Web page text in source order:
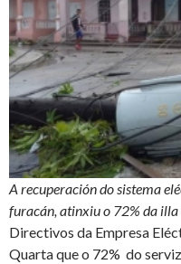
A recuperación do sistema
furacán, atinxiu o 72% da illa
Directivos da Empresa
Quarta que o 72% do